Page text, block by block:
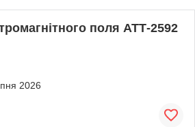
поля АТТ-2592
2026